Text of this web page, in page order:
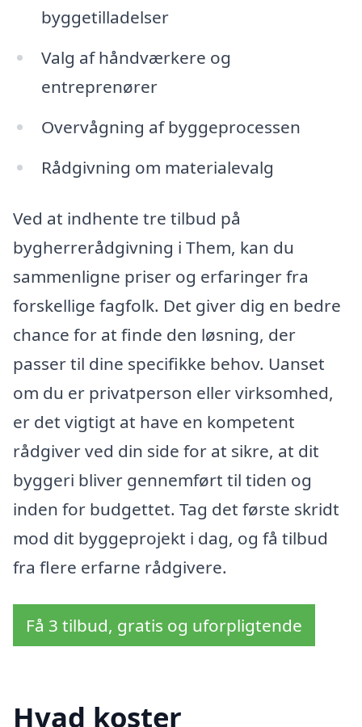
byggetilladelser
Valg af håndværkere og
entreprenører
Overvågning af byggeprocessen
Rådgivning om materialevalg
Ved at indhente tre tilbud på
bygherrerådgivning i Them, kan du
sammenligne priser og erfaringer fra
forskellige fagfolk. Det giver dig en bedre
chance for at finde den løsning, der
passer til dine specifikke behov. Uanset
om du er privatperson eller virksomhed,
er det vigtigt at have en kompetent
rådgiver ved din side for at sikre, at dit
byggeri bliver gennemført til tiden og
inden for budgettet. Tag det første skridt
mod dit byggeprojekt i dag, og få tilbud
fra flere erfarne rådgivere.
Få 3 tilbud, gratis og uforpligtende
Hvad koster